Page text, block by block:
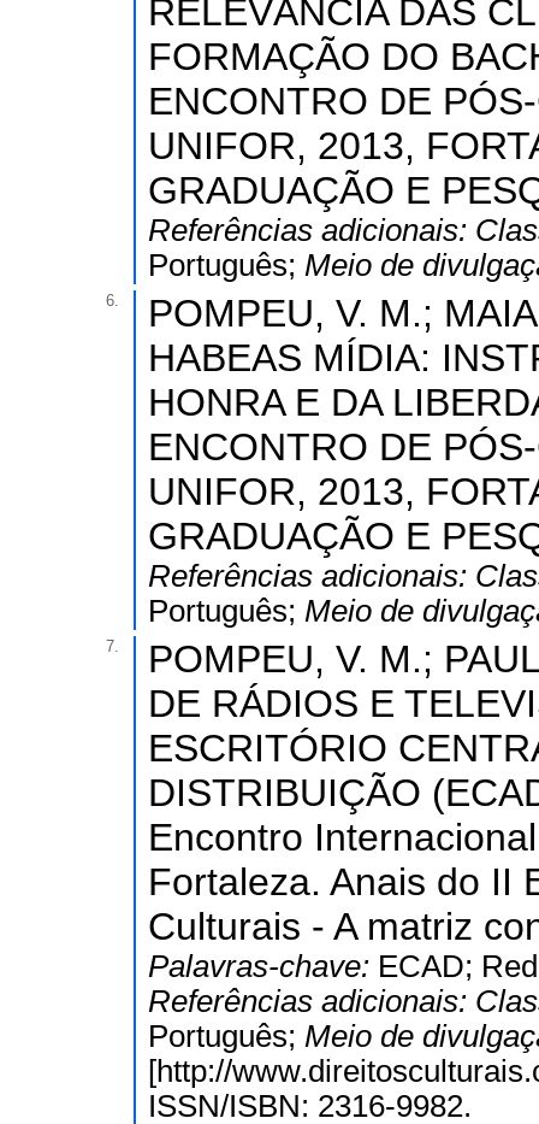
RELEVÂNCIA DAS
FORMAÇÃO DO
ENCONTRO DE
UNIFOR, 2013,
GRADUAÇÃO E
Referências adicionais:
Português; Meio de
6.
POMPEU, V. M.;
HABEAS MÍDIA:
HONRA E DA
ENCONTRO DE
UNIFOR, 2013,
GRADUAÇÃO E
Referências adicionais:
Português; Meio de
7.
POMPEU, V. M.;
DE RÁDIOS E
ESCRITÓRIO
DISTRIBUIÇÃO
Encontro
Fortaleza. Anais do II
Culturais - A matriz
Palavras-chave: ECAD;
Referências adicionais:
Português; Meio de
[http://
ISSN/ISBN: 2316-9982.